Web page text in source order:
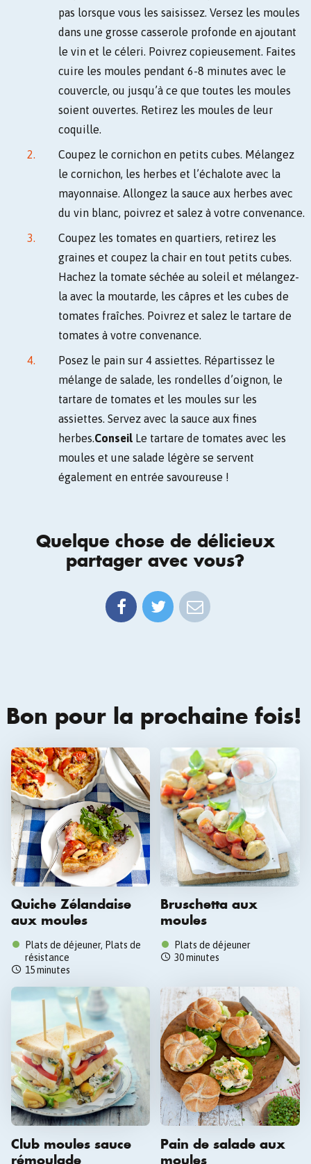
pas lorsque vous les saisissez. Versez les moules
dans une grosse casserole profonde en ajoutant
le vin et le céleri. Poivrez copieusement. Faites
cuire les moules pendant 6-8 minutes avec le
couvercle, ou jusqu’à ce que toutes les moules
soient ouvertes. Retirez les moules de leur
coquille.
Coupez le cornichon en petits cubes. Mélangez
le cornichon, les herbes et l’échalote avec la
mayonnaise. Allongez la sauce aux herbes avec
du vin blanc, poivrez et salez à votre convenance.
Coupez les tomates en quartiers, retirez les
graines et coupez la chair en tout petits cubes.
Hachez la tomate séchée au soleil et mélangez-
la avec la moutarde, les câpres et les cubes de
tomates fraîches. Poivrez et salez le tartare de
tomates à votre convenance.
Posez le pain sur 4 assiettes. Répartissez le
mélange de salade, les rondelles d’oignon, le
tartare de tomates et les moules sur les
assiettes. Servez avec la sauce aux fines
herbes. Conseil Le tartare de tomates avec les
moules et une salade légère se servent
également en entrée savoureuse !
Quelque chose de délicieux
partager avec vous?
Bon pour la prochaine fois!
Quiche Zélandaise
aux moules
Plats de déjeuner, Plats de
résistance
15 minutes
Bruschetta aux
moules
Plats de déjeuner
30 minutes
Club moules sauce
rémoulade
Pain de salade aux
moules